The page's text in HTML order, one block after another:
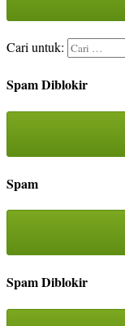
Cari untuk:
Spam Diblokir
Spam
Spam Diblokir